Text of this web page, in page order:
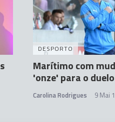
DESPORTO
Marítimo com
'onze' para o
Carolina Rodrigues 9 Mai